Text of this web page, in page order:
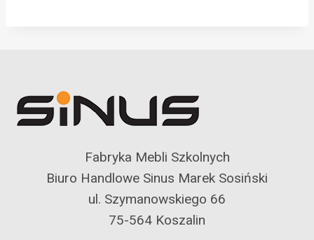
Fabryka Mebli Szkolnych
Biuro Handlowe Sinus Marek Sosiński
ul. Szymanowskiego 66
75-564 Koszalin